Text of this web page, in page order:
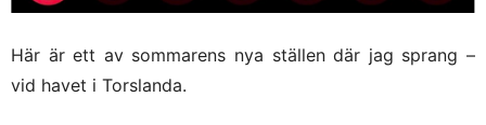
Här är ett av sommarens nya ställen där jag sprang –
vid havet i Torslanda.